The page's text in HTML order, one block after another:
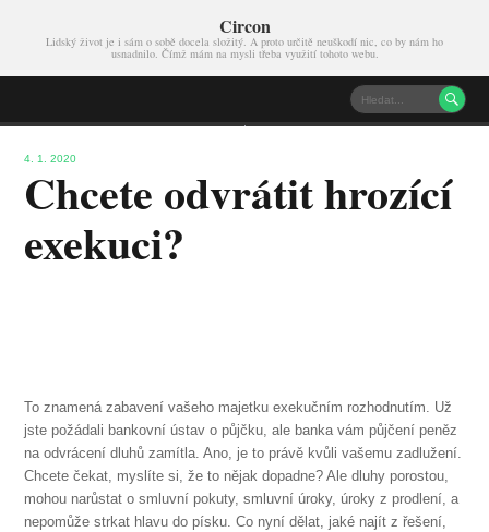
Circon
Lidský život je i sám o sobě docela složitý. A proto určitě neuškodí nic, co by nám ho
usnadnilo. Čímž mám na mysli třeba využití tohoto webu.

4. 1. 2020
Chcete odvrátit hrozící
exekuci?
To znamená zabavení vašeho majetku exekučním rozhodnutím. Už
jste požádali bankovní ústav o půjčku, ale banka vám půjčení peněz
na odvrácení dluhů zamítla. Ano, je to právě kvůli vašemu zadlužení.
Chcete čekat, myslíte si, že to nějak dopadne? Ale dluhy porostou,
mohou narůstat o smluvní pokuty, smluvní úroky, úroky z prodlení, a
nepomůže strkat hlavu do písku. Co nyní dělat, jaké najít z řešení,